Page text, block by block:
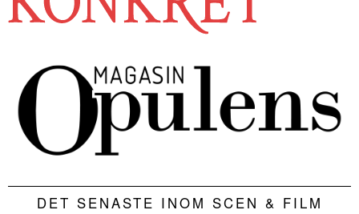
DET SENASTE INOM SCEN & FILM